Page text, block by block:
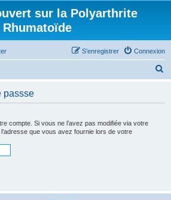
sur la Polyarthrite
Rhumatoïde
Connexion
S’enregistrer
passse
compte. Si vous ne l’avez pas modifiée via votre
l’adresse que vous avez fournie lors de votre